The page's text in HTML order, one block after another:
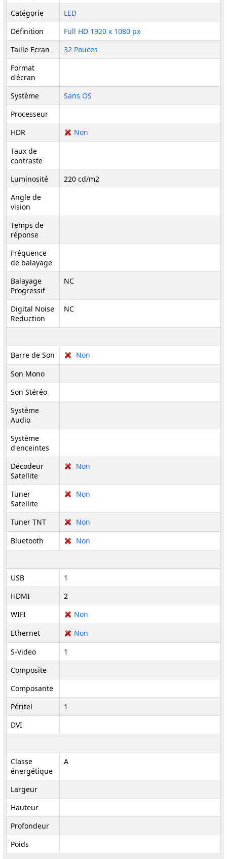
Catégorie
LED
Définition
Full HD 1920 x 1080 px
Taille Ecran
32 Pouces
Format
d'écran
Système
Sans OS
Processeur
HDR
Non
Taux de
contraste
Luminosité
220 cd/m2
Angle de
vision
Temps de
réponse
Fréquence
de balayage
Balayage
Progressif
NC
Digital Noise
Reduction
NC
Barre de Son
Non
Son Mono
Son Stéréo
Système
Audio
Système
d'enceintes
Décodeur
Satellite
Non
Tuner
Satellite
Non
Tuner TNT
Non
Bluetooth
Non
USB
1
HDMI
2
WIFI
Non
Ethernet
Non
S-Video
1
Composite
Composante
Péritel
1
DVI
Classe
énergétique
A
Largeur
Hauteur
Profondeur
Poids